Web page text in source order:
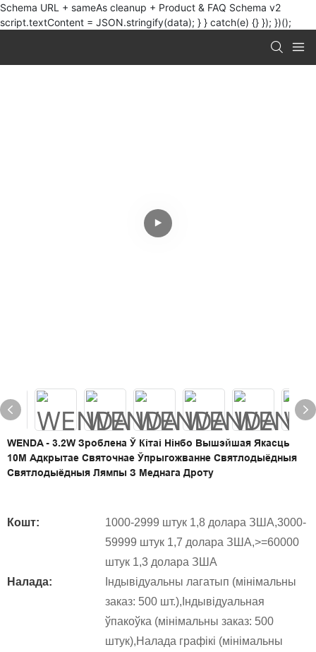
Schema URL + sameAs cleanup + Product & FAQ Schema v2
script.textContent = JSON.stringify(data); } } catch(e) {} }); })();
WENDA - 3.2W Зроблена Ў Кітаі Нінбо Вышэйшая Якасць
10M Адкрытае Святочнае Ўпрыгожванне Святлодыёдныя
Святлодыёдныя Лямпы З Меднага Дроту
Кошт:
1000-2999 штук 1,8 долара ЗША,3000-
59999 штук 1,7 долара ЗША,>=60000
штук 1,3 долара ЗША
Налада:
Індывідуальны лагатып (мінімальны
заказ: 500 шт.),Індывідуальная
ўпакоўка (мінімальны заказ: 500
штук),Налада графікі (мінімальны